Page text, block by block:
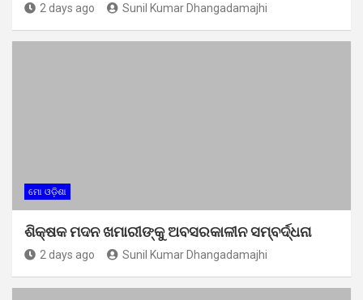
2 days ago Sunil Kumar Dhangadamajhi
ମୋ ଓଡ଼ିଶା
ଶିକ୍ଷକ ମଦନ ଖମାରୀଙ୍କୁ ଅବସରକାଳୀନ ସମ୍ବର୍ଦ୍ଧନା
2 days ago Sunil Kumar Dhangadamajhi